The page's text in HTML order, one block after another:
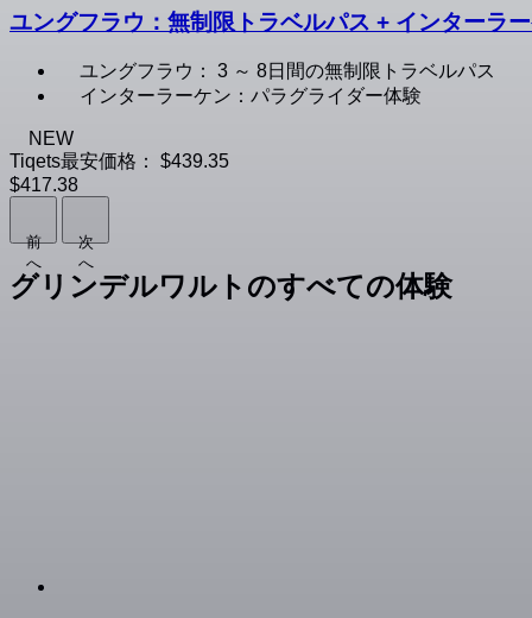
ユングフラウ：無制限トラベルパス + インターラ
ユングフラウ： 3 ～ 8日間の無制限トラベルパス
インターラーケン：パラグライダー体験
NEW
Tiqets最安価格：
$439.35
$417.38
前
へ
次
へ
グリンデルワルトのすべての体験